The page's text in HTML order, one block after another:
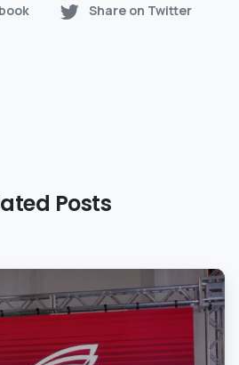
Share on Twitter
Posts
0